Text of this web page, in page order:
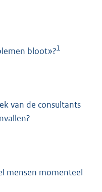
bloot»?1
van de consultants
mensen momenteel